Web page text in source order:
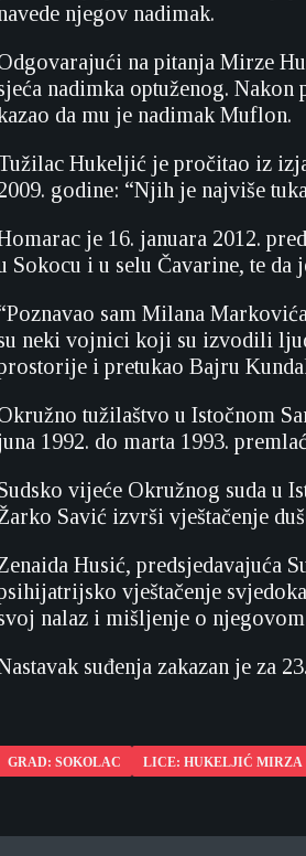
njegov nadimak.
na pitanja Mirze
nadimka optuženog.
da mu je nadimak Muflon.
Hukeljić je pročitao iz
godine: “Njih je najviše
je 16. januara 2012.
Sokocu i u selu Čavarine, te da
sam Milana
neki vojnici koji su izvodili
i pretukao Bajru
tužilaštvo u Istočnom
1992. do marta 1993.
vijeće Okružnog suda u
Savić izvrši vještačenje
Husić, predsjedavajuća
vještačenje
nalaz i mišljenje o
suđenja zakazan je za
GRAD: SOKOLAC LICE: HUKELJIĆ MIRZA